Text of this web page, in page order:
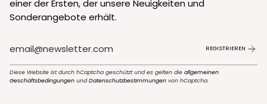
einer der Ersten, der unsere Neuigkeiten und
Sonderangebote erhält.
REGISTRIEREN
Diese Website ist durch hCaptcha geschützt und es gelten die allgemeinen
Geschäftsbedingungen undDatenschutzbestimmungen von hCaptcha.